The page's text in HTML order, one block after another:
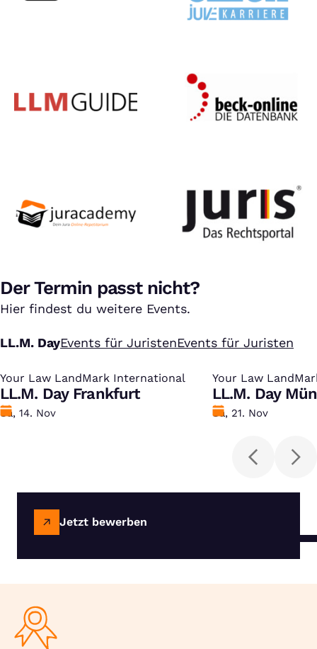
Der Termin passt nicht?
Hier findest du weitere Events.
LL.M. DayEvents für JuristenEvents für Juristen
Your Law LandMark International
:
LL.M. Day Frankfurt
Datum
Sa, 14. Nov
Your Law
:
LL.M. Day
Datum
Sa, 21. Nov
Jetzt bewerben